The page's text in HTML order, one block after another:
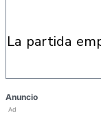
la partida
Anuncio
Ad